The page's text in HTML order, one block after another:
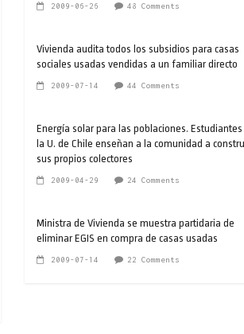
2009-06-26 48 Comments
Vivienda audita todos los subsidios para casas
sociales usadas vendidas a un familiar directo
2009-07-14 44 Comments
Energía solar para las poblaciones. Estudiantes
la U. de Chile enseñan a la comunidad a
sus propios colectores
2009-04-29 24 Comments
Ministra de Vivienda se muestra partidaria de
eliminar EGIS en compra de casas usadas
2009-07-14 22 Comments